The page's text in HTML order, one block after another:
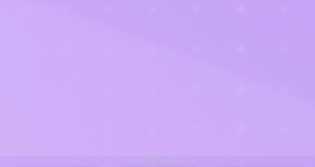
ADVERTISEMENT